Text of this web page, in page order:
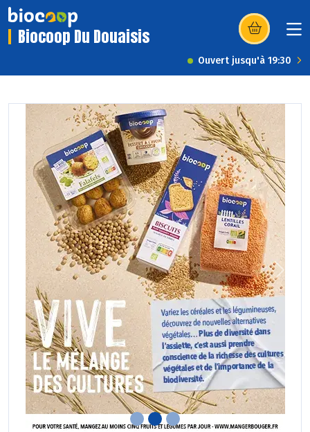
Biocoop Du Douaisis (s’ouvre dans
Ouvert jusqu'à 19:30
Previous Next